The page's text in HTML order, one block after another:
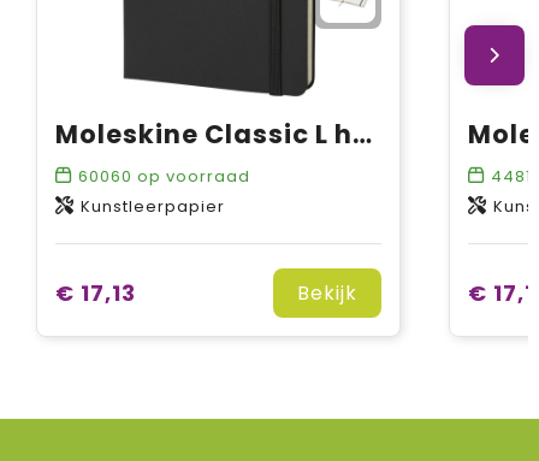
Moleskine Classic L hardcover notitieboek - gelinieerd
60060 op voorraad
Kunstleerpapier
€ 17,13 Bekijk
4481
€